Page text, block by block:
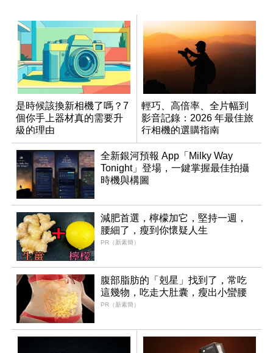
是時候該換新相機了嗎？7
個你手上器材真的需要升
級的理由
輕巧、高倍率、全片幅到
影音記錄：2026 年最佳旅
行相機的選購指南
全新銀河預報 App「Milky Way
Tonight」登場，一鍵掌握最佳拍攝
時機與構圖
減肥首選，檸檬加它，堅持一週，
腰細了，瘦到你懷疑人生
PR（新素簡）
腹部脂肪的「剋星」找到了，常吃
這幾物，吃走大肚囊，瘦出小蠻腰
PR（新素簡）